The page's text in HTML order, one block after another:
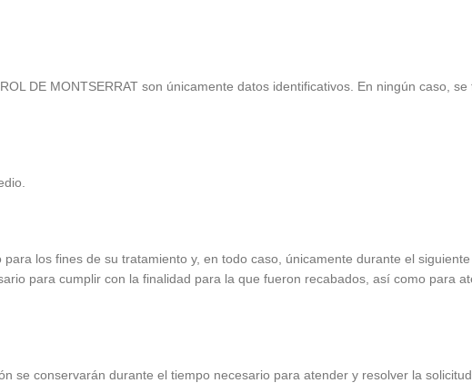
DE MONTSERRAT son únicamente datos identificativos. En ningún caso,
los fines de su tratamiento y, en todo caso, únicamente durante el
para cumplir con la finalidad para la que fueron recabados, así como para
se conservarán durante el tiempo necesario para atender y resolver la